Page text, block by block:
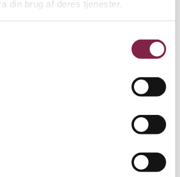
din brug af deres tjenester.